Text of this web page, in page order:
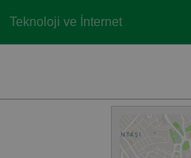
Teknoloji ve İnternet